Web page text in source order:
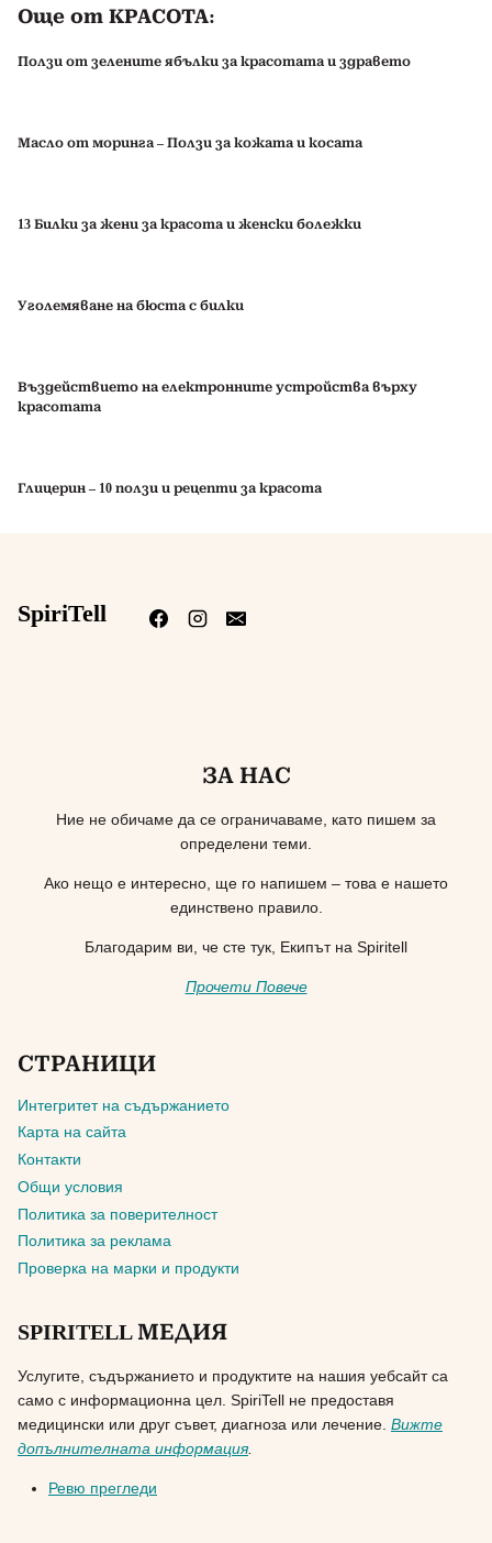
Още от КРАСОТА:
Ползи от зелените ябълки за красотата и здравето
Масло от моринга – Ползи за кожата и косата
13 Билки за жени за красота и женски болежки
Уголемяване на бюста с билки
Въздействието на електронните устройства върху
красотата
Глицерин – 10 ползи и рецепти за красота
SpiriTell
ЗА НАС
Ние не обичаме да се ограничаваме, като пишем за
определени теми.
Ако нещо е интересно, ще го напишем – това е нашето
единствено правило.
Благодарим ви, че сте тук, Екипът на Spiritell
Прочети Повече
СТРАНИЦИ
Интегритет на съдържанието
Карта на сайта
Контакти
Общи условия
Политика за поверителност
Политика за реклама
Проверка на марки и продукти
SPIRITELL МЕДИЯ
Услугите, съдържанието и продуктите на нашия уебсайт са
само с информационна цел. SpiriTell не предоставя
медицински или друг съвет, диагноза или лечение. Вижте
допълнителната информация.
Ревю прегледи